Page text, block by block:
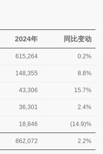
2024年 同比变动
615,264 0.2%
148,355 8.8%
43,306 15.7%
36,301 2.4%
18,846 (14.9)%
862,072 2.2%